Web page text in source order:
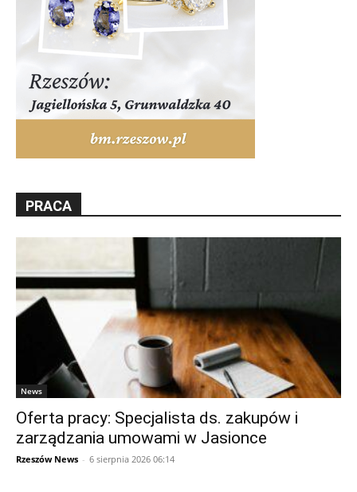
PRACA
News
Oferta pracy: Specjalista ds. zakupów i
zarządzania umowami w Jasionce
Rzeszów News - 6 sierpnia 2026 06:14